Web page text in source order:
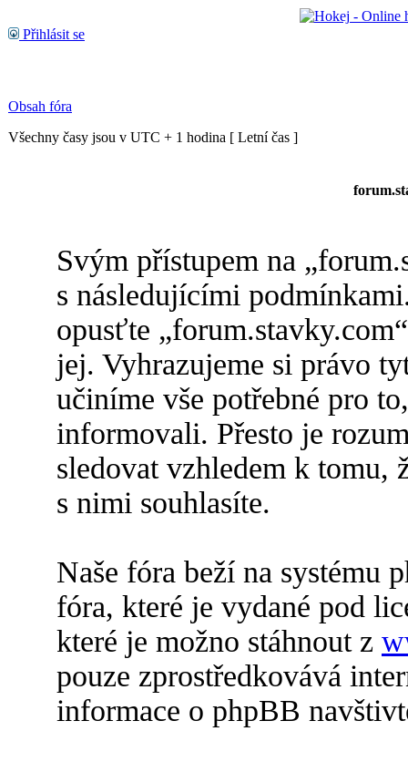
Přihlásit se
Obsah fóra
Všechny časy jsou v UTC + 1 hodina [ Letní čas ]
Svým přístupem na
s následujícími
opusťte
jej. Vyhrazujeme si právo
učiníme vše potřebné pro
informovali. Přesto je
sledovat vzhledem k tomu,
s nimi souhlasíte.
Naše fóra beží na systému
fóra, které je vydané pod
které je možno stáhnout z
pouze zprostředkovává
informace o phpBB